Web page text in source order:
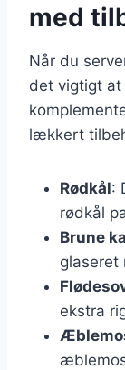
med
Når du
det vigtigt
lækkert
Rødkål:
rødkål
Brune
glaseret
ekstra